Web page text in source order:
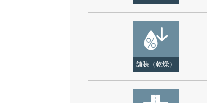
舗装（乾燥）